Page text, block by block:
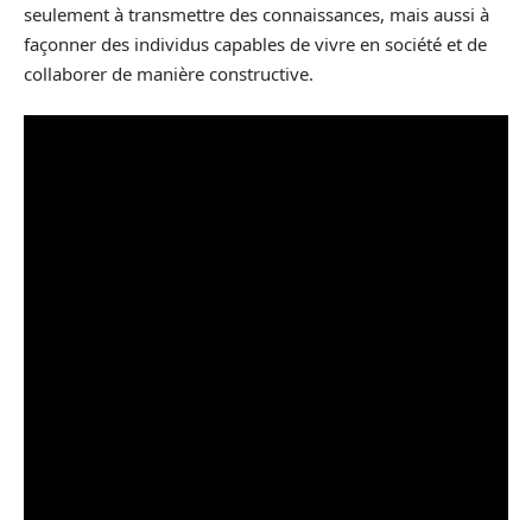
seulement à transmettre des connaissances, mais aussi à
façonner des individus capables de vivre en société et de
collaborer de manière constructive.